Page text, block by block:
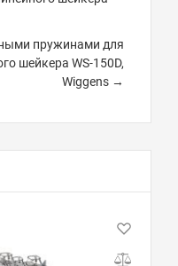
пружинами для
шейкера WS-150D,
Wiggens →